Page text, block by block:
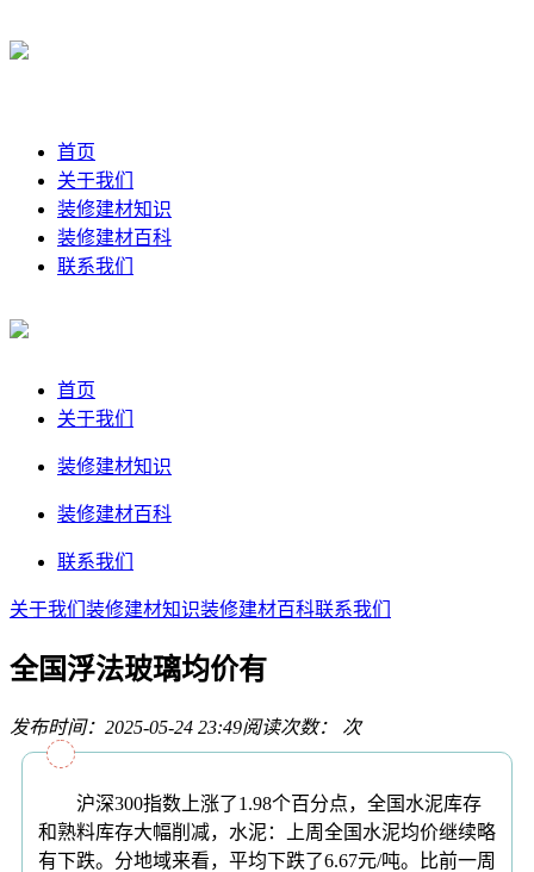
首页
关于我们
装修建材知识
装修建材百科
联系我们
首页
关于我们
装修建材知识
装修建材百科
联系我们
关于我们 装修建材知识装修建材百科联系我们
全国浮法玻璃均价有
发布时间：2025-05-24 23:49阅读次数： 次
沪深300指数上涨了1.98个百分点，全国水泥库存
和熟料库存大幅削减，水泥：上周全国水泥均价继续略
有下跌。分地域来看，平均下跌了6.67元/吨。比前一周